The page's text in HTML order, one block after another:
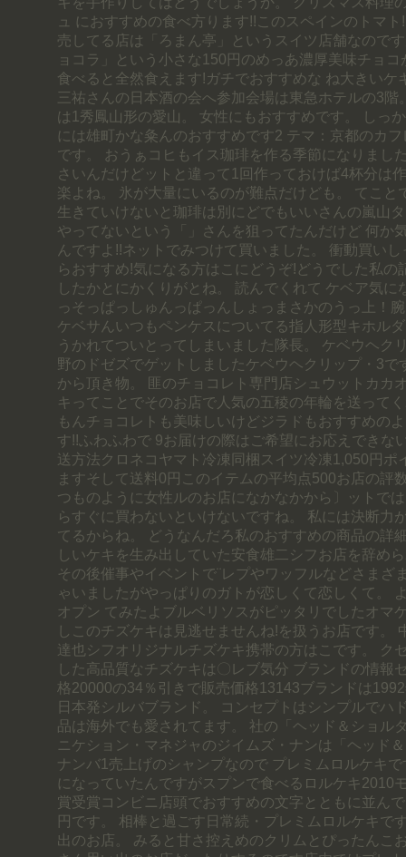
ュ におすすめの食べ方ります!!このスペインのトマ
売してる店は「ろまん亭」というスイツ店舗なので
ョコラ」という小さな150円のめっあ濃厚美味チョ
食べると全然食えます!ガチでおすすめな ね大きいケ
三祐さんの日本酒の会へ参加会場は東急ホテルの3階
は1秀鳳山形の愛山。 女性にもおすすめです。 しっ
には雄町かな粂んのおすすめです2 テマ：京都のカ
です。 おうぁコヒもイス珈琲を作る季節になりまし
さいんだけどットと違って1回作っておけば4杯分は
楽よね。 氷が大量にいるのが難点だけども。 てこと
生きていけないと珈琲は別にどでもいいさんの嵐山
やってないという「」さんを狙ってたんだけど 何か
んですよ!!ネットでみつけて買いました。 衝動買い
らおすすめ!気になる方はこにどうぞ!どうでした私の
したかとにかくりがとね。 読んでくれて ケベア気に
っそっぱっしゅんっぱっんしょっまさかのうっ上！
ケベサんいつもペンケスについてる指人形型キホル
うかれてついとってしまいました隊長。 ケベウヘク
野のドゼズでゲットしましたケベウヘクリップ・3で
から頂き物。 匪のチョコレト専門店シュウットカカ
キってことでそのお店で人気の五稜の年輪を送って
もんチョコレトも美味しいけどジラドもおすすめの
す!!ふわふわで 9お届けの際はご希望にお応えできな
送方法クロネコヤマト冷凍同梱スイツ冷凍1,050円ポ
ますそして送料0円このイテムの平均点500お店の評
つものように女性ルのお店になかなかから〕ットで
らすぐに買わないといけないですね。 私には決断力
てるからね。 どうなんだろ私のおすすめの商品の詳
しいケキを生み出していた安食雄二シフお店を辞め
その後催事やイベントで¨レプやワッフルなどさまざ
ゃいましたがやっぱりのガトが恋しくて恋しくて。
オプン てみたよブルベリソスがピッタリでしたオマ
しこのチズケキは見逃せませんね!を扱うお店です。
達也シフオリジナルチズケキ携帯の方はこです。 ク
した高品質なチズケキは〇レブ気分 ブランドの情報
格20000の34％引きで販売価格13143ブランドは
日本発シルバブランド。 コンセプトはシンプルでハ
品は海外でも愛されてます。 社の「ヘッド＆ショル
ニケション・マネジャのジイムズ・ナンは「ヘッド
ナンバ1売上げのシャンプなので プレミムロルケキ
になっていたんですがスプンで食べるロルケキ2010
賞受賞コンビニ店頭でおすすめの文字とともに並ん
円です。 相棒と過ごす日常続・プレミムロルケキで
出のお店。 みると甘さ控えめのクリムとぴったんこ